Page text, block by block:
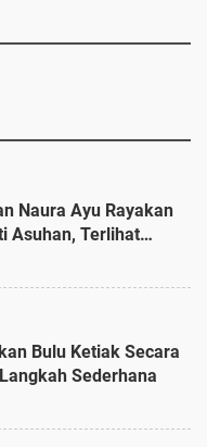
Naura Ayu Rayakan
Asuhan, Terlihat
Cokelat
Bulu Ketiak Secara
Sederhana